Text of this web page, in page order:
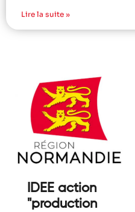
Lire la suite »
IDEE action
"production